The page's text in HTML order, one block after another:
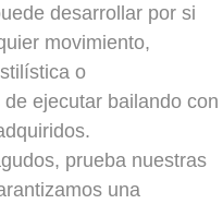
18h a 19.15h
Amaia y Jekaterina
NIVEL 2
desarrollar por si
movimiento,
o
ejecutar bailando con
prueba nuestras
una